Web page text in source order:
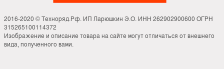
2016-2020 © Техноряд.Рф. ИП Ларюшкин Э.О. ИНН 262902900600 ОГРН
315265100114372
Изображение и описание товара на сайте могут отличаться от внешнего
вида, полученного вами.